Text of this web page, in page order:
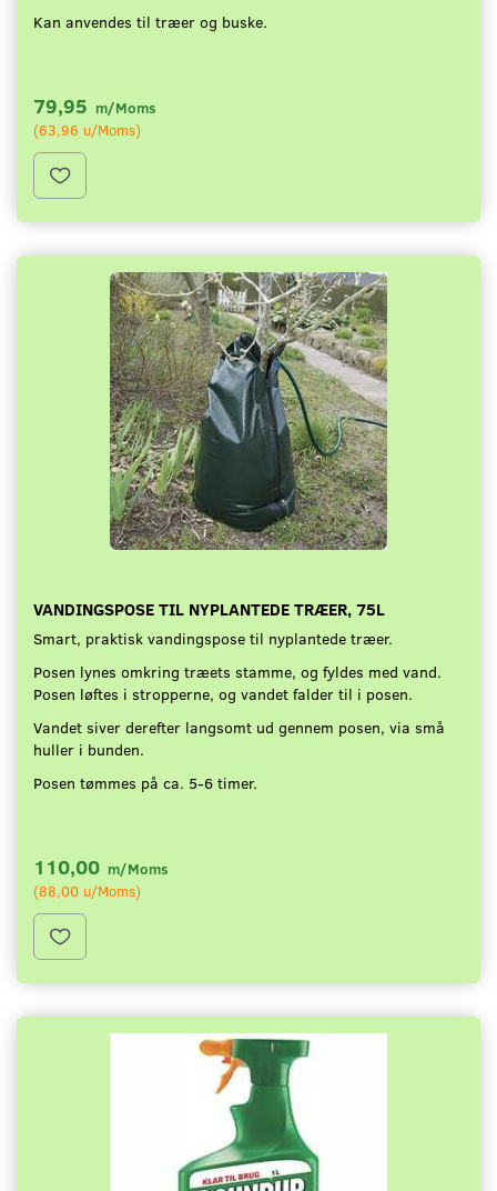
Kan anvendes til træer og buske.
79,95 m/Moms
(63,96 u/Moms)
VANDINGSPOSE TIL NYPLANTEDE TRÆER, 75L
Smart, praktisk vandingspose til nyplantede træer.
Posen lynes omkring træets stamme, og fyldes med vand.
Posen løftes i stropperne, og vandet falder til i posen.
Vandet siver derefter langsomt ud gennem posen, via små
huller i bunden.
Posen tømmes på ca. 5-6 timer.
110,00 m/Moms
(88,00 u/Moms)